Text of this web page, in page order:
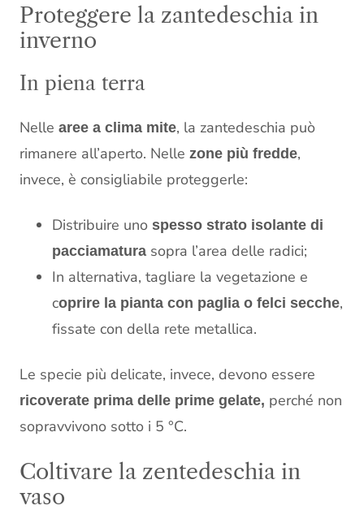
Proteggere la zantedeschia in
inverno
In piena terra
Nelle aree a clima mite, la zantedeschia può
rimanere all’aperto. Nelle zone più fredde,
invece, è consigliabile proteggerle:
Distribuire uno spesso strato isolante di
pacciamatura sopra l’area delle radici;
In alternativa, tagliare la vegetazione e
coprire la pianta con paglia o felci secche,
fissate con della rete metallica.
Le specie più delicate, invece, devono essere
ricoverate prima delle prime gelate, perché non
sopravvivono sotto i 5 °C.
Coltivare la zentedeschia in
vaso